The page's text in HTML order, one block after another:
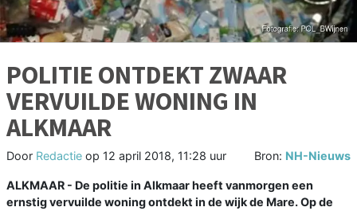
POLITIE ONTDEKT ZWAAR
VERVUILDE WONING IN
ALKMAAR
Door Redactie op 12 april 2018, 11:28 uur Bron: NH-Nieuws
ALKMAAR - De politie in Alkmaar heeft vanmorgen een
ernstig vervuilde woning ontdekt in de wijk de Mare. Op de